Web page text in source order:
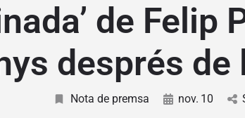
de Felip
després de
Nota de premsa nov. 10